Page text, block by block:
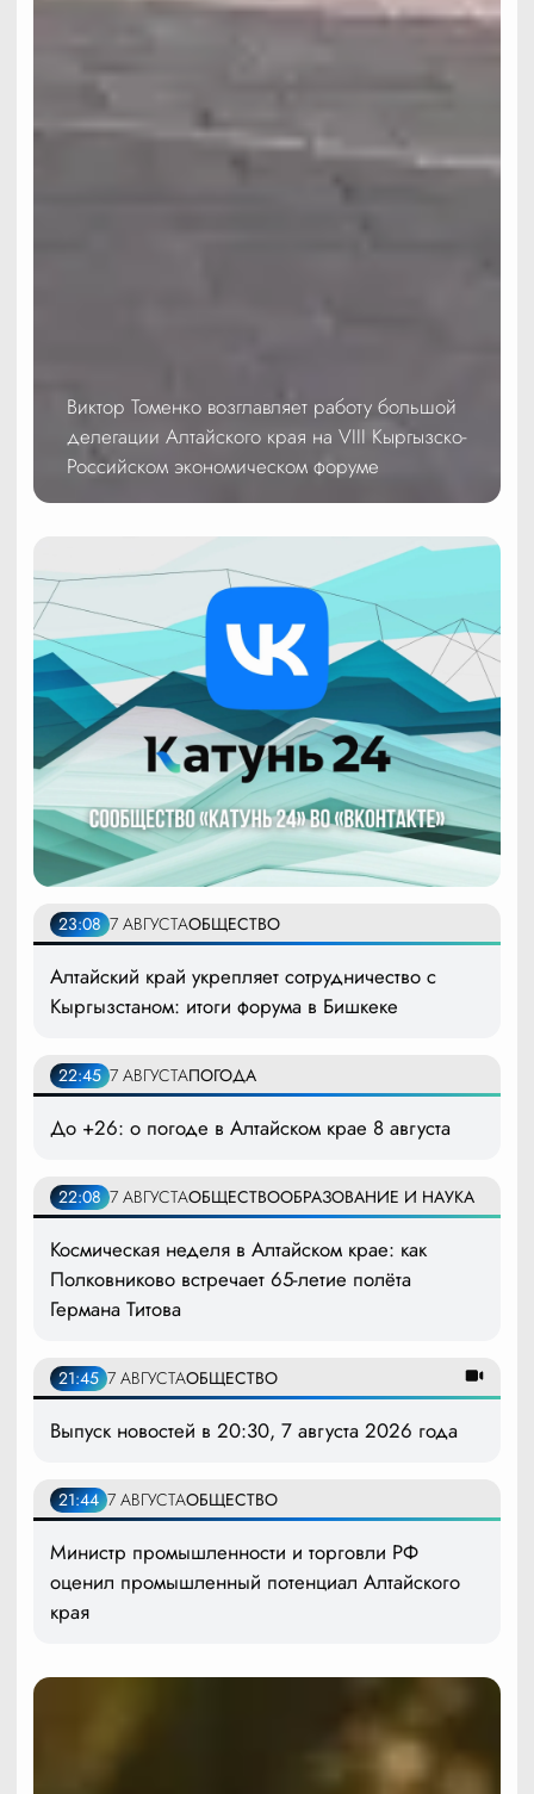
Виктор Томенко возглавляет работу большой
делегации Алтайского края на VIII Кыргызско-
Российском экономическом форуме
23:08 7 АВГУСТАОБЩЕСТВО
Алтайский край укрепляет сотрудничество с
Кыргызстаном: итоги форума в Бишкеке
22:45 7 АВГУСТАПОГОДА
До +26: о погоде в Алтайском крае 8 августа
22:08 7 АВГУСТАОБЩЕСТВООБРАЗОВАНИЕ И НАУКА
Космическая неделя в Алтайском крае: как
Полковниково встречает 65-летие полёта
Германа Титова
21:45 7 АВГУСТАОБЩЕСТВО
Выпуск новостей в 20:30, 7 августа 2026 года
21:44 7 АВГУСТАОБЩЕСТВО
Министр промышленности и торговли РФ
оценил промышленный потенциал Алтайского
края